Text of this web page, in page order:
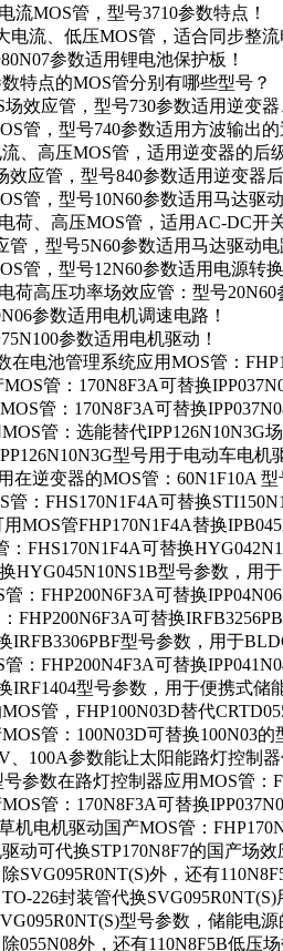
流MOS管，型号3710参数特点！
电流、低压MOS管，适合同步整流
参数适用锂电池保护板！
特点的MOS管分别有哪些型号？
效应管，型号730参数适用逆变器
管，型号740参数适用方波输出的
、高压MOS管，适用逆变器的后
应管，型号840参数适用逆变器后
管，型号10N60参数适用马达驱动
荷、高压MOS管，适用AC-DC开
管，型号5N60参数适用马达驱动电
管，型号12N60参数适用电源转换
荷高压功率场效应管：型号20N60
参数适用电机调速电路！
参数适用电机驱动！
在电池管理系统应用MOS管：
管：170N8F3A可替换
管：170N8F3A可替换
管：选能替代IPP126N10N3G
型号用于电动车电机
在逆变器的MOS管：60N1F10A 型
：FHS170N1F4A可替换
MOS管FHP170N1F4A替换
FHS170N1F4A可替换
HYG045N10NS1B型号参数，用于
：FHP200N6F3A可替换
FHP200N6F3A可替换
IRFB3306PBF型号参数，用于
：FHP200N4F3A可替换
IRF1404型号参数，用于便携式储
管，FHP100N03D替代
管：100N03D可替换100N03的
、100A参数能让太阳能路灯控制器
参数在路灯控制器应用MOS管：
管：170N8F3A可替换
机电机驱动国产MOS管：
动可代换STP170N8F7的国产场效
SVG095R0NT(S)外，还有
226封装管代换SVG095R0NT(S)
型号参数，储能电源
055N08外，还有110N8F5B低压场